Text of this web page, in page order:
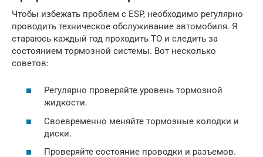
Чтобы избежать проблем с ESP, необходимо регулярно
проводить техническое обслуживание автомобиля. Я
стараюсь каждый год проходить ТО и следить за
состоянием тормозной системы. Вот несколько
советов:
Регулярно проверяйте уровень тормозной
жидкости.
Своевременно меняйте тормозные колодки и
диски.
Проверяйте состояние проводки и разъемов.